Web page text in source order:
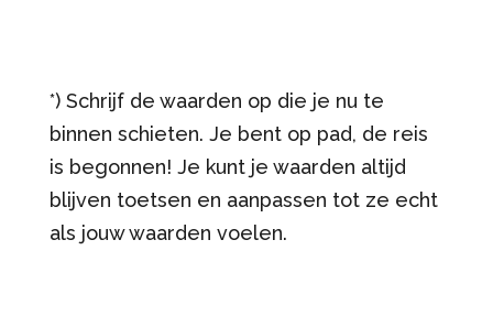
*) Schrijf de waarden op die je nu te
binnen schieten. Je bent op pad, de reis
is begonnen! Je kunt je waarden altijd
blijven toetsen en aanpassen tot ze echt
als jouw waarden voelen.